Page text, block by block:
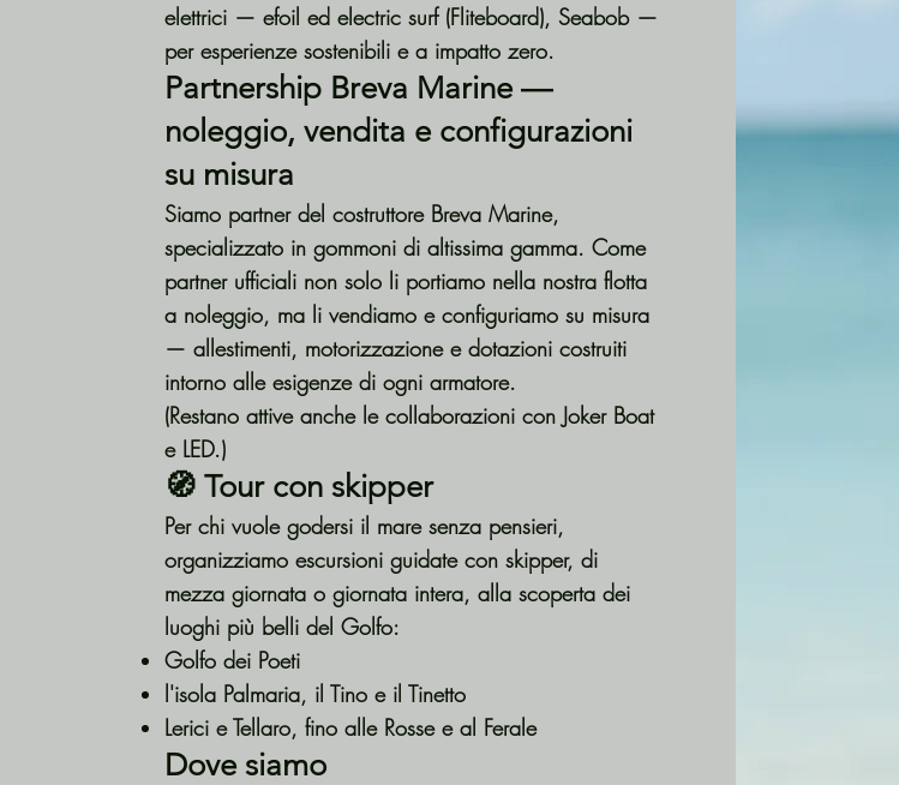
elettrici — efoil ed electric surf (Fliteboard), Seabob —
per esperienze sostenibili e a impatto zero.
Partnership Breva Marine —
noleggio, vendita e configurazioni
su misura
Siamo partner del costruttore Breva Marine,
specializzato in gommoni di altissima gamma. Come
partner ufficiali non solo li portiamo nella nostra flotta
a noleggio, ma li vendiamo e configuriamo su misura
— allestimenti, motorizzazione e dotazioni costruiti
intorno alle esigenze di ogni armatore.
(Restano attive anche le collaborazioni con Joker Boat
e LED.)
🧭 Tour con skipper
Per chi vuole godersi il mare senza pensieri,
organizziamo escursioni guidate con skipper, di
mezza giornata o giornata intera, alla scoperta dei
luoghi più belli del Golfo:
Golfo dei Poeti
l'isola Palmaria, il Tino e il Tinetto
Lerici e Tellaro, fino alle Rosse e al Ferale
Dove siamo